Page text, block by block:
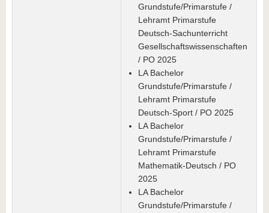
Grundstufe/Primarstufe /
Lehramt Primarstufe
Deutsch-Sachunterricht
Gesellschaftswissenschaften
/ PO 2025
LA Bachelor
Grundstufe/Primarstufe /
Lehramt Primarstufe
Deutsch-Sport / PO 2025
LA Bachelor
Grundstufe/Primarstufe /
Lehramt Primarstufe
Mathematik-Deutsch / PO
2025
LA Bachelor
Grundstufe/Primarstufe /